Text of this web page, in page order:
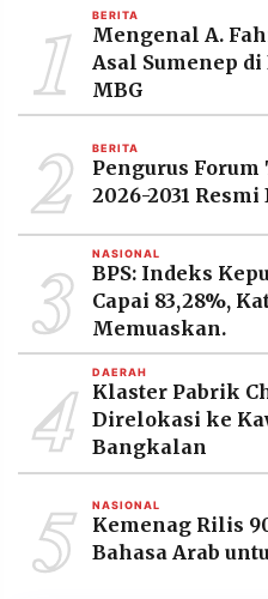
©
-
PT.
RESOLUSI
MEDIA
PRAMUDITA
1 BERITA
Mengenal A.
Asal Sumenep
MBG
2 BERITA
Pengurus Forum
2026-2031
3 NASIONAL
BPS: Indeks
Capai 83,28%,
Memuaskan.
4 DAERAH
Klaster Pabrik
Direlokasi ke
Bangkalan
5 NASIONAL
Kemenag Rilis
Bahasa Arab